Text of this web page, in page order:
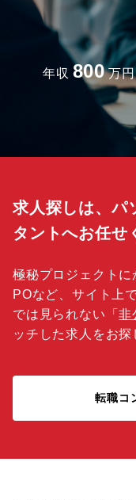
年収 800 万
求人探しは、パ
タントへお任せ
極秘プロジェクトに
POなど、サイト上
では見られない「非
ッチした求人をお探
転職コ